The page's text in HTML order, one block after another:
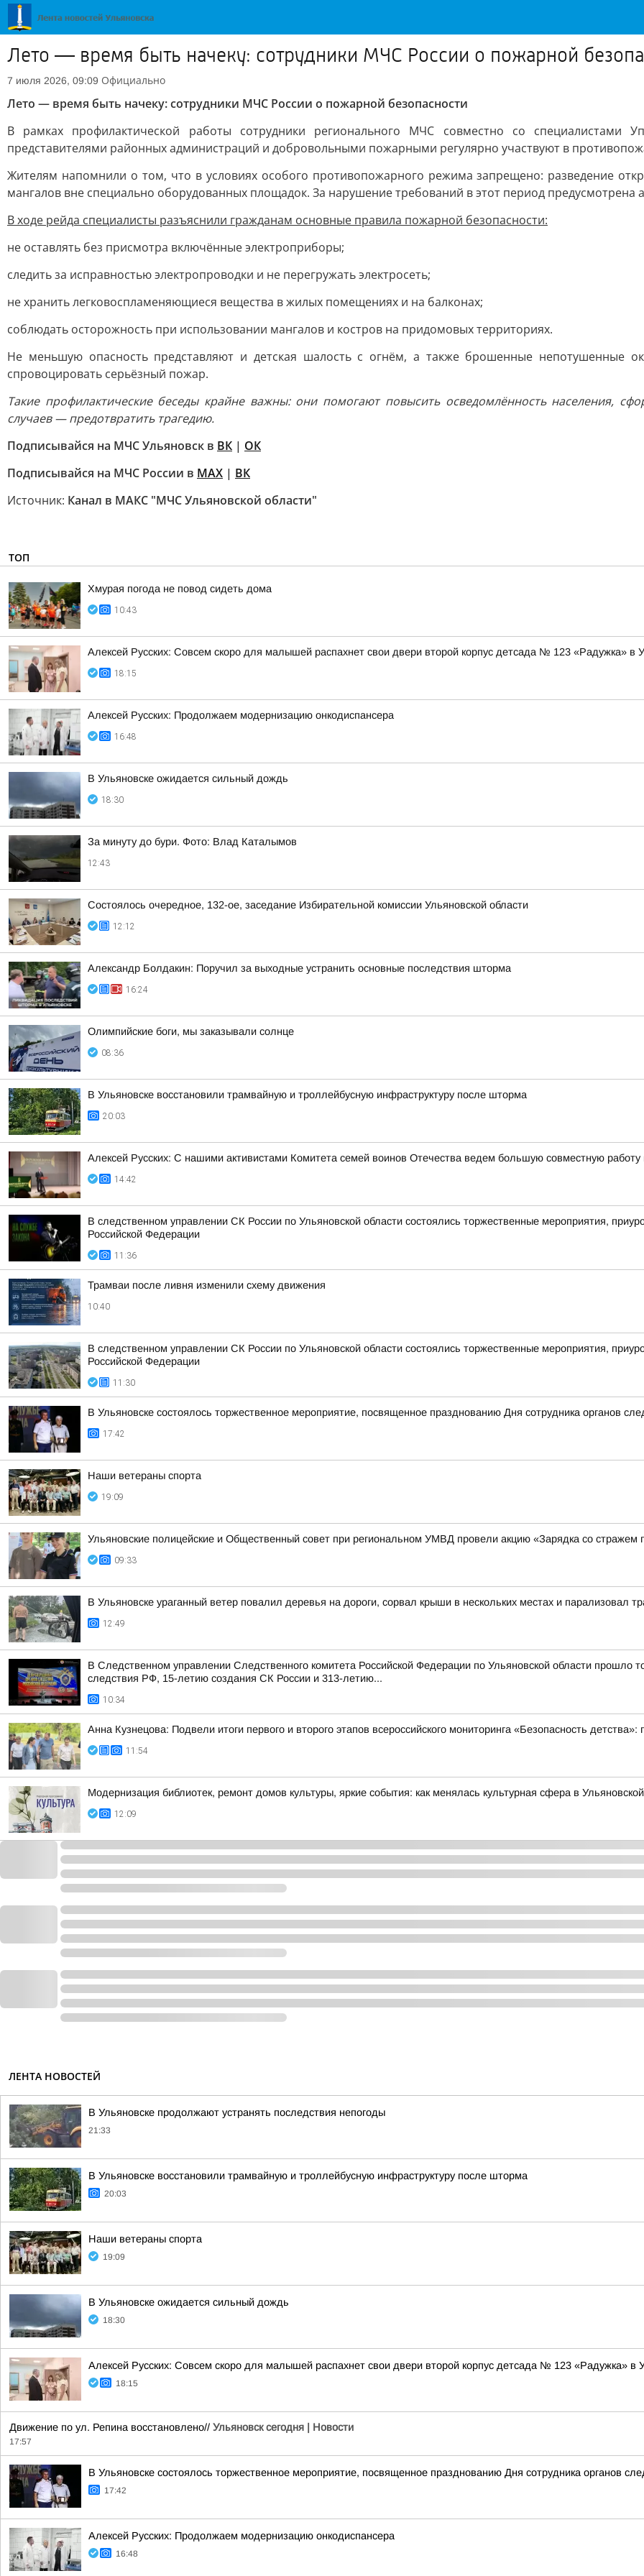
Лето — время быть начеку: сотрудники МЧС России о пожарной
7 июля 2026, 09:09 Официально
Лето — время быть начеку: сотрудники МЧС России о пожарной безопасности
В рамках профилактической работы сотрудники регионального МЧС совместно со специалистами
представителями районных администраций и добровольными пожарными регулярно участвуют в
Жителям напомнили о том, что в условиях особого противопожарного режима запрещено: разведение
мангалов вне специально оборудованных площадок. За нарушение требований в этот период предусмотрена
В ходе рейда специалисты разъяснили гражданам основные правила пожарной безопасности:
не оставлять без присмотра включённые электроприборы;
следить за исправностью электропроводки и не перегружать электросеть;
не хранить легковоспламеняющиеся вещества в жилых помещениях и на балконах;
соблюдать осторожность при использовании мангалов и костров на придомовых территориях.
Не меньшую опасность представляют и детская шалость с огнём, а также брошенные непотушенные
спровоцировать серьёзный пожар.
Такие профилактические беседы крайне важны: они помогают повысить осведомлённость населения,
случаев — предотвратить трагедию.
Подписывайся на МЧС Ульяновск в ВК | ОК
Подписывайся на МЧС России в МАХ | ВК
Источник: Канал в МАКС "МЧС Ульяновской области"
ТОП
Хмурая погода не повод сидеть дома
10:43
Алексей Русских: Совсем скоро для малышей распахнет свои двери второй корпус детсада № 123 «Радужка» в
18:15
Алексей Русских: Продолжаем модернизацию онкодиспансера
16:48
В Ульяновске ожидается сильный дождь
18:30
За минуту до бури. Фото: Влад Каталымов
12:43
Состоялось очередное, 132-ое, заседание Избирательной комиссии Ульяновской области
12:12
Александр Болдакин: Поручил за выходные устранить основные последствия шторма
16:24
Олимпийские боги, мы заказывали солнце
08:36
В Ульяновске восстановили трамвайную и троллейбусную инфраструктуру после шторма
20:03
Алексей Русских: С нашими активистами Комитета семей воинов Отечества ведем большую совместную
14:42
В следственном управлении СК России по Ульяновской области состоялись торжественные мероприятия,
Российской Федерации
11:36
Трамваи после ливня изменили схему движения
10:40
В следственном управлении СК России по Ульяновской области состоялись торжественные мероприятия,
Российской Федерации
11:30
В Ульяновске состоялось торжественное мероприятие, посвященное празднованию Дня сотрудника органов
17:42
Наши ветераны спорта
19:09
Ульяновские полицейские и Общественный совет при региональном УМВД провели акцию «Зарядка со стражем
09:33
В Ульяновске ураганный ветер повалил деревья на дороги, сорвал крыши в нескольких местах и парализовал
12:49
В Следственном управлении Следственного комитета Российской Федерации по Ульяновской области прошло
следствия РФ, 15-летию создания СК России и 313-летию...
10:34
Анна Кузнецова: Подвели итоги первого и второго этапов всероссийского мониторинга «Безопасность
11:54
Модернизация библиотек, ремонт домов культуры, яркие события: как менялась культурная сфера в
12:09
ЛЕНТА НОВОСТЕЙ
В Ульяновске продолжают устранять последствия непогоды
21:33
В Ульяновске восстановили трамвайную и троллейбусную инфраструктуру после шторма
20:03
Наши ветераны спорта
19:09
В Ульяновске ожидается сильный дождь
18:30
Алексей Русских: Совсем скоро для малышей распахнет свои двери второй корпус детсада № 123 «Радужка» в
18:15
Движение по ул. Репина восстановлено// Ульяновск сегодня | Новости
17:57
В Ульяновске состоялось торжественное мероприятие, посвященное празднованию Дня сотрудника органов
17:42
Алексей Русских: Продолжаем модернизацию онкодиспансера
16:48